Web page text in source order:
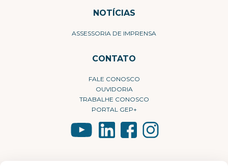
NOTÍCIAS
ASSESSORIA DE IMPRENSA
CONTATO
FALE CONOSCO
OUVIDORIA
TRABALHE CONOSCO
PORTAL GEP+